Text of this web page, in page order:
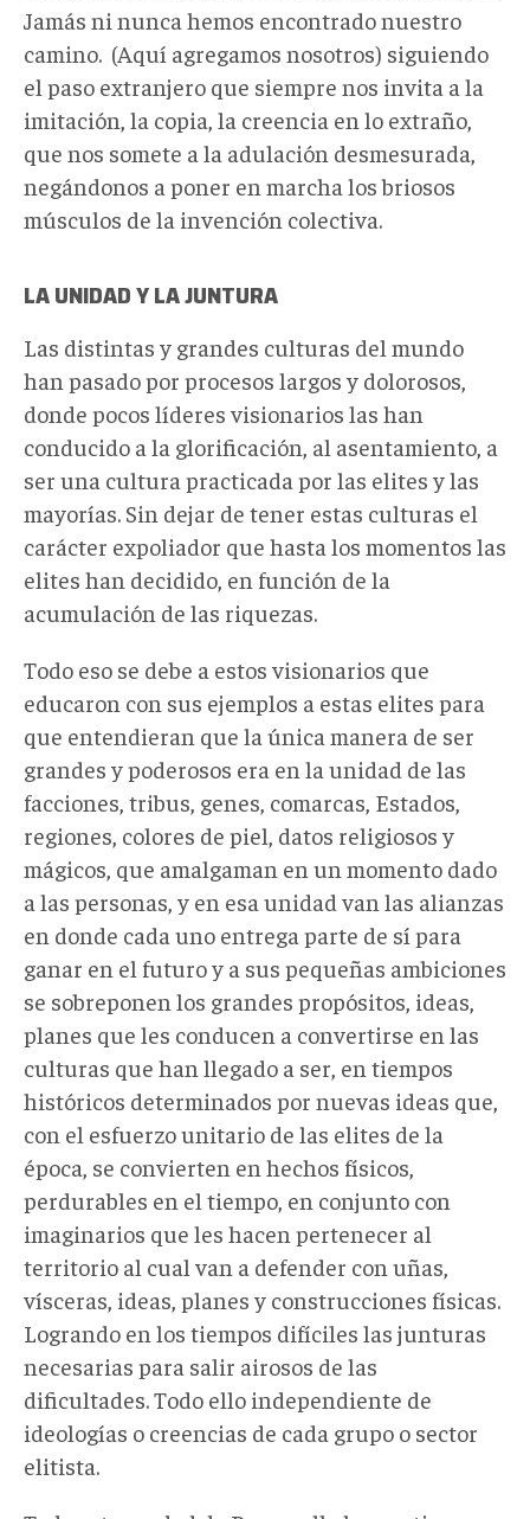
Jamás ni nunca hemos encontrado nuestro
camino. (Aquí agregamos nosotros) siguiendo
el paso extranjero que siempre nos invita a la
imitación, la copia, la creencia en lo extraño,
que nos somete a la adulación desmesurada,
negándonos a poner en marcha los briosos
músculos de la invención colectiva.
LA UNIDAD Y LA JUNTURA
Las distintas y grandes culturas del mundo
han pasado por procesos largos y dolorosos,
donde pocos líderes visionarios las han
conducido a la glorificación, al asentamiento, a
ser una cultura practicada por las elites y las
mayorías. Sin dejar de tener estas culturas el
carácter expoliador que hasta los momentos las
elites han decidido, en función de la
acumulación de las riquezas.
Todo eso se debe a estos visionarios que
educaron con sus ejemplos a estas elites para
que entendieran que la única manera de ser
grandes y poderosos era en la unidad de las
facciones, tribus, genes, comarcas, Estados,
regiones, colores de piel, datos religiosos y
mágicos, que amalgaman en un momento dado
a las personas, y en esa unidad van las alianzas
en donde cada uno entrega parte de sí para
ganar en el futuro y a sus pequeñas ambiciones
se sobreponen los grandes propósitos, ideas,
planes que les conducen a convertirse en las
culturas que han llegado a ser, en tiempos
históricos determinados por nuevas ideas que,
con el esfuerzo unitario de las elites de la
época, se convierten en hechos físicos,
perdurables en el tiempo, en conjunto con
imaginarios que les hacen pertenecer al
territorio al cual van a defender con uñas,
vísceras, ideas, planes y construcciones físicas.
Logrando en los tiempos difíciles las junturas
necesarias para salir airosos de las
dificultades. Todo ello independiente de
ideologías o creencias de cada grupo o sector
elitista.